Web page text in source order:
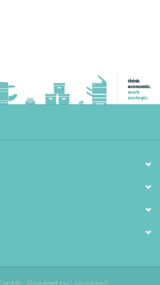
- Powered by Lightspeed